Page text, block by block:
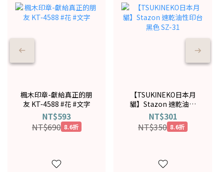
楓木印章-獻給真正的朋
友 KT-4588 #花 #文字
NT$593
NT$690 8.6折
【TSUKINEKO日本月
貓】Stazon 速乾油性
印台黑色 SZ-31
NT$301
NT$350 8.6折